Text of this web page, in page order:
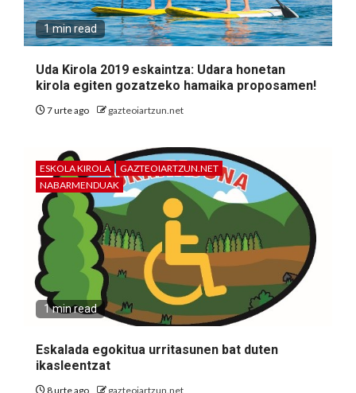
1 min read
Uda Kirola 2019 eskaintza: Udara honetan
kirola egiten gozatzeko hamaika proposamen!
7 urte ago gazteoiartzun.net
ESKOLA KIROLA
GAZTEOIARTZUN.NET
NABARMENDUAK
1 min read
Eskalada egokitua urritasunen bat duten
ikasleentzat
8 urte ago gazteoiartzun.net